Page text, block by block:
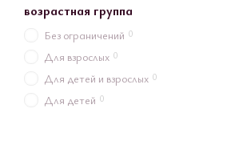
возрастная группа
Без ограничений 0
Для взрослых 0
Для детей и взрослых 0
Для детей 0